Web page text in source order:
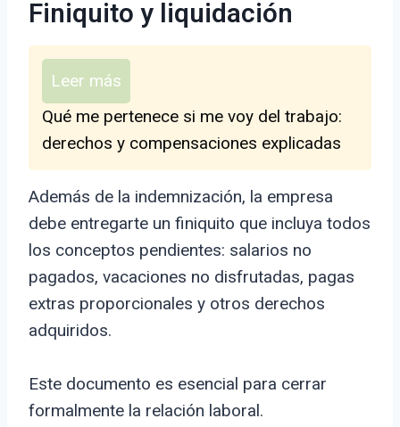
Finiquito y liquidación
Leer más
Qué me pertenece si me voy del trabajo:
derechos y compensaciones explicadas
Además de la indemnización, la empresa
debe entregarte un finiquito que incluya todos
los conceptos pendientes: salarios no
pagados, vacaciones no disfrutadas, pagas
extras proporcionales y otros derechos
adquiridos.
Este documento es esencial para cerrar
formalmente la relación laboral.